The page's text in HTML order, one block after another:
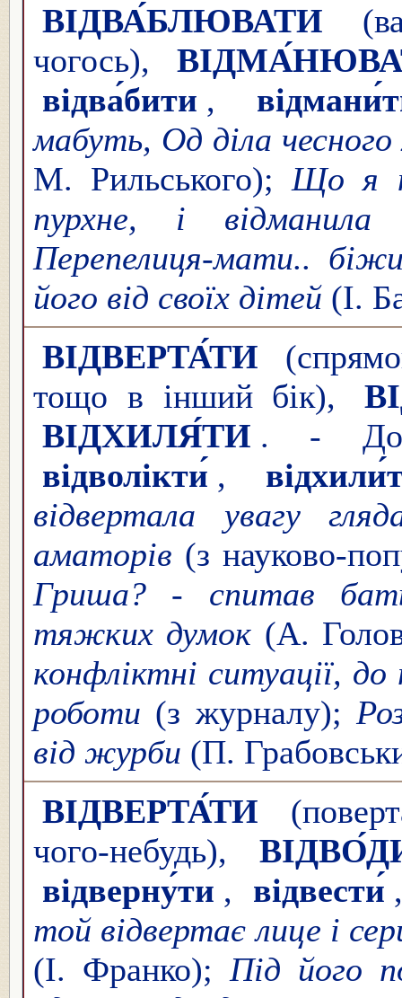
ВІДВА́БЛЮВАТИ
чогось),
відва́бити ,
мабуть, Од діла
М. Рильського);Що я
пурхне, і відманила
Перепелиця-мати..
його від своїх дітей (І.
ВІДВЕРТА́ТИ
тощо в інший бік),
ВІДХИЛЯ́ТИ . -
відволікти́ ,
відвертала увагу
аматорів (з науково-
Гриша? - спитав
тяжких думок (А.
конфліктні ситуації,
роботи (з журналу);
від журби (П.
ВІДВЕРТА́ТИ
чого-небудь),
відверну́ти , відвести́
той відвертає лице і
(І. Франко); Під його